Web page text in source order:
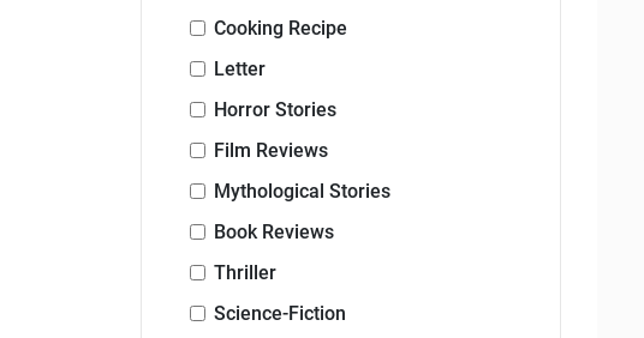
Cooking Recipe
Letter
Horror Stories
Film Reviews
Mythological Stories
Book Reviews
Thriller
Science-Fiction